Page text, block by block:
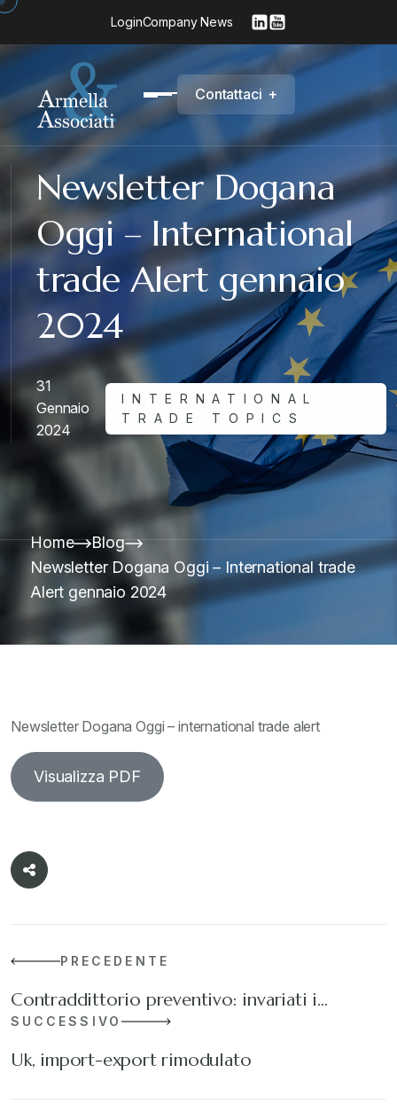
LoginCompany News
Contattaci +
Newsletter Dogana
Oggi – International
trade Alert gennaio
2024
31
Gennaio
2024
INTERNATIONAL
TRADE TOPICS
Home
Blog
Newsletter Dogana Oggi – International trade
Alert gennaio 2024
Newsletter Dogana Oggi – international trade alert
Visualizza PDF
PRECEDENTE
Contraddittorio preventivo: invariati i…
SUCCESSIVO
Uk, import-export rimodulato